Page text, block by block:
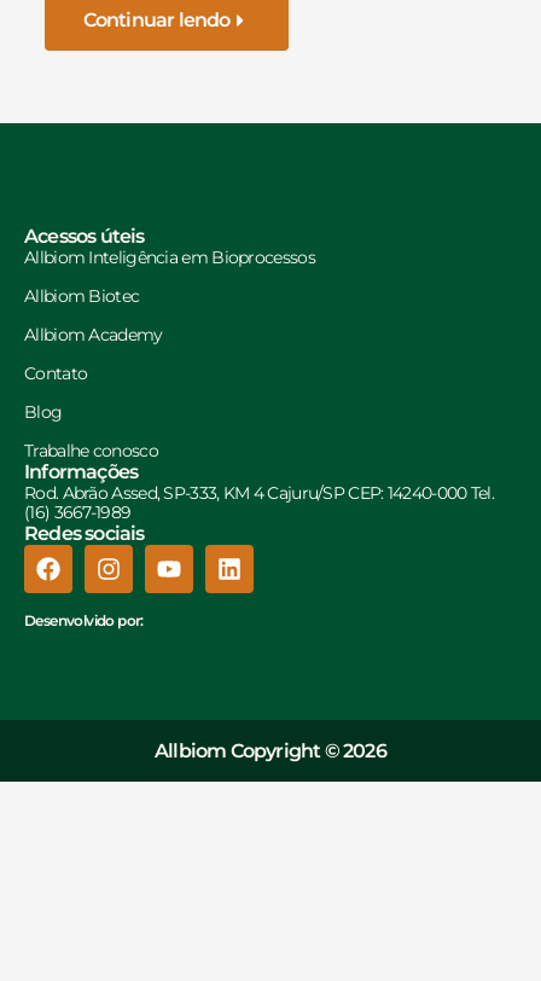
Continuar lendo
Acessos úteis
Allbiom Inteligência em Bioprocessos
Allbiom Biotec
Allbiom Academy
Contato
Blog
Trabalhe conosco
Informações
Rod. Abrão Assed, SP-333, KM 4 Cajuru/SP CEP: 14240-000 Tel.
(16) 3667-1989
Redes sociais
Desenvolvido por:
Allbiom Copyright © 2026